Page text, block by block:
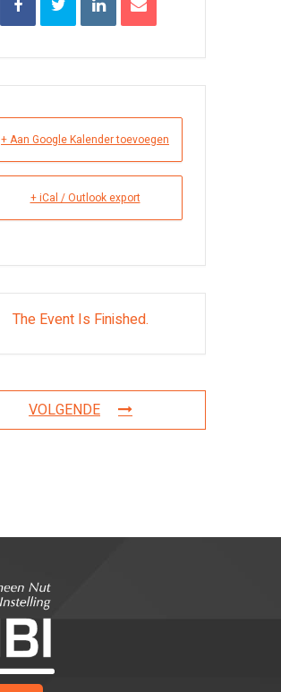
+ Aan Google Kalender toevoegen
+ iCal / Outlook export
The Event Is Finished.
VOLGENDE